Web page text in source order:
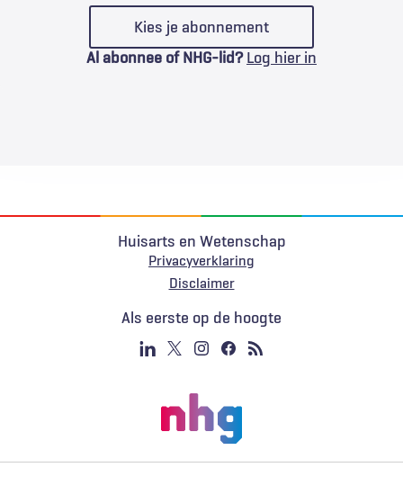
Kies je abonnement
Al abonnee of NHG-lid? Log hier in
Huisarts en Wetenschap
Privacyverklaring
Voet
Disclaimer
Als eerste op de hoogte